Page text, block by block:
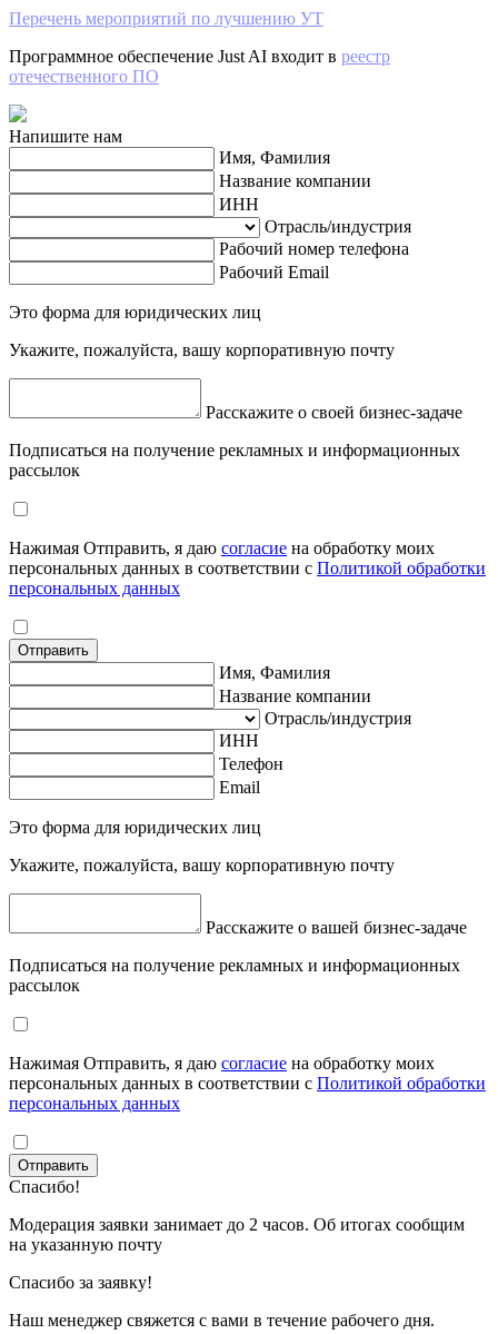
Перечень мероприятий по лучшению УТ
Программное обеспечение Just AI входит в реестр
отечественного ПО
Напишите нам
Имя, Фамилия
Название компании
ИНН
Отрасль/индустрия
Рабочий номер телефона
Рабочий Email
Это форма для юридических лиц
Укажите, пожалуйста, вашу корпоративную почту
Расскажите о своей бизнес-задаче
Подписаться на получение рекламных и информационных
рассылок
Нажимая Отправить, я даю согласие на обработку моих
персональных данных в соответствии с Политикой обработки
персональных данных
Отправить
Имя, Фамилия
Название компании
Отрасль/индустрия
ИНН
Телефон
Email
Это форма для юридических лиц
Укажите, пожалуйста, вашу корпоративную почту
Расскажите о вашей бизнес-задаче
Подписаться на получение рекламных и информационных
рассылок
Нажимая Отправить, я даю согласие на обработку моих
персональных данных в соответствии с Политикой обработки
персональных данных
Отправить
Спасибо!
Модерация заявки занимает до 2 часов. Об итогах сообщим
на указанную почту
Спасибо за заявку!
Наш менеджер свяжется с вами в течение рабочего дня.